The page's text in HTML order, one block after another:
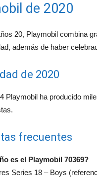
de 2020
20, Playmobil combina
además de haber
de 2020
Playmobil ha producido
frecuentes
es el Playmobil 70369?
Series 18 – Boys